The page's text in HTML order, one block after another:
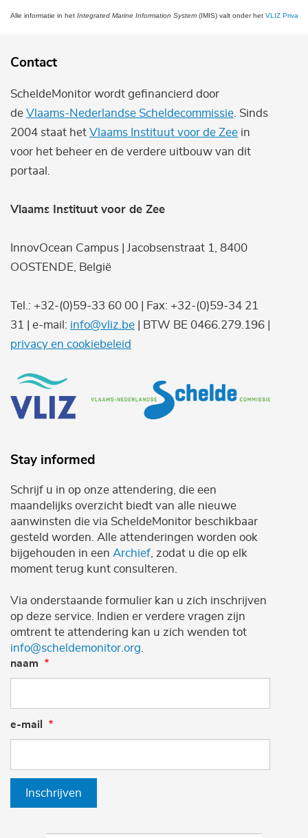
Alle informatie in het Integrated Marine Information System (IMIS) valt onder het VLIZ Privacy
Contact
ScheldeMonitor wordt gefinancierd door
de Vlaams-Nederlandse Scheldecommissie . Sinds
2004 staat het Vlaams Instituut voor de Zee in
voor het beheer en de verdere uitbouw van dit
portaal.
Vlaams Instituut voor de Zee
InnovOcean Campus | Jacobsenstraat 1, 8400
OOSTENDE, België
Tel.: +32-(0)59-33 60 00 | Fax: +32-(0)59-34 21
31 | e-mail: info@vliz.be | BTW BE 0466.279.196 |
privacy en cookiebeleid
Stay informed
Schrijf u in op onze attendering, die een
maandelijks overzicht biedt van alle nieuwe
aanwinsten die via ScheldeMonitor beschikbaar
gesteld worden. Alle attenderingen worden ook
bijgehouden in een Archief , zodat u die op elk
moment terug kunt consulteren.
Via onderstaande formulier kan u zich inschrijven
op deze service. Indien er verdere vragen zijn
omtrent te attendering kan u zich wenden tot
info@scheldemonitor.org
naam
e-mail
Inschrijven